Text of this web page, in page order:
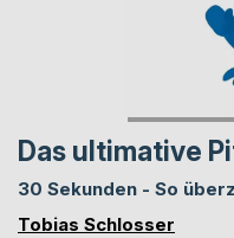
Das ultimative
30 Sekunden - So
Tobias Schlosser